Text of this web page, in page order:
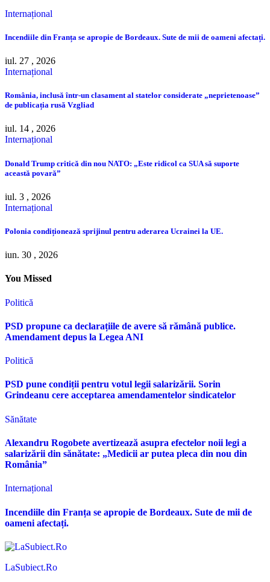
Internațional
Incendiile din Franța se apropie de Bordeaux. Sute de mii de oameni afectați.
iul. 27 , 2026
Internațional
România, inclusă într-un clasament al statelor considerate „neprietenoase”
de publicația rusă Vzgliad
iul. 14 , 2026
Internațional
Donald Trump critică din nou NATO: „Este ridicol ca SUA să suporte
această povară”
iul. 3 , 2026
Internațional
Polonia condiționează sprijinul pentru aderarea Ucrainei la UE.
iun. 30 , 2026
You Missed
Politică
PSD propune ca declarațiile de avere să rămână publice.
Amendament depus la Legea ANI
Politică
PSD pune condiții pentru votul legii salarizării. Sorin
Grindeanu cere acceptarea amendamentelor sindicatelor
Sănătate
Alexandru Rogobete avertizează asupra efectelor noii legi a
salarizării din sănătate: „Medicii ar putea pleca din nou din
România”
Internațional
Incendiile din Franța se apropie de Bordeaux. Sute de mii de
oameni afectați.
LaSubiect.Ro